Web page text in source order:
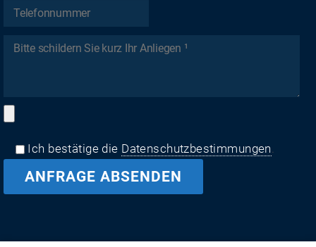
Ich bestätige die Datenschutzbestimmungen